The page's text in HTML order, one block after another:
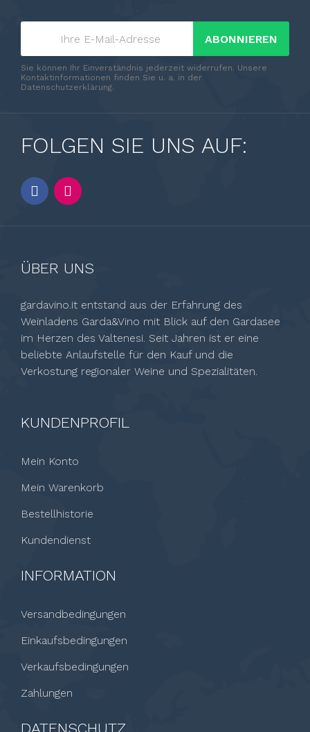
ABONNIEREN
Sie können Ihr Einverständnis jederzeit widerrufen. Unsere
Kontaktinformationen finden Sie u. a. in der
Datenschutzerklärung.
FOLGEN SIE UNS AUF:
ÜBER UNS
gardavino.it entstand aus der Erfahrung des
Weinladens Garda&Vino mit Blick auf den Gardasee
im Herzen des Valtenesi. Seit Jahren ist er eine
beliebte Anlaufstelle für den Kauf und die
Verkostung regionaler Weine und Spezialitäten.
KUNDENPROFIL
Mein Konto
Mein Warenkorb
Bestellhistorie
Kundendienst
INFORMATION
Versandbedingungen
Einkaufsbedingungen
Verkaufsbedingungen
Zahlungen
DATENSCHUTZ